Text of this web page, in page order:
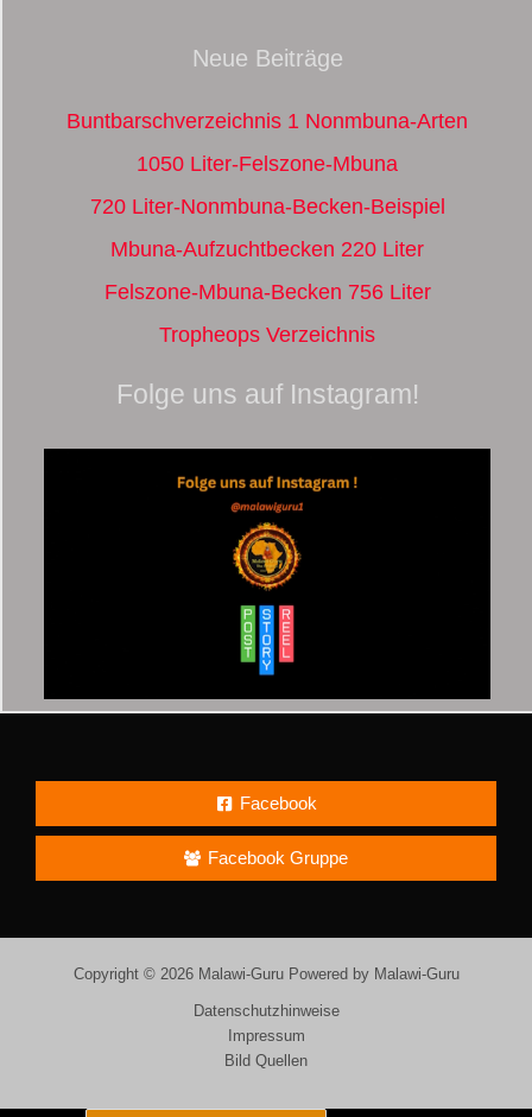
Neue Beiträge
Buntbarschverzeichnis 1 Nonmbuna-Arten
1050 Liter-Felszone-Mbuna
720 Liter-Nonmbuna-Becken-Beispiel
Mbuna-Aufzuchtbecken 220 Liter
Felszone-Mbuna-Becken 756 Liter
Tropheops Verzeichnis
Folge uns auf Instagram!
Facebook
Facebook Gruppe
Copyright © 2026 Malawi-Guru Powered by Malawi-Guru
Datenschutzhinweise
Impressum
Bild Quellen